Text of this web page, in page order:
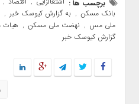
برچسب ها : ,
,
بانک مسکن , به گزارش کیوسک خبر ,
ملی مس , نهضت ملی مسکن , هیات
گزارش کیوسک خبر